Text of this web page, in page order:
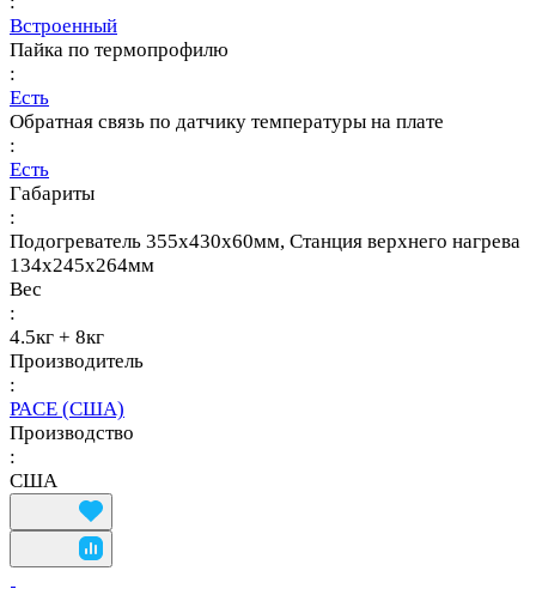
Встроенный
Пайка по термопрофилю
:
Есть
Обратная связь по датчику температуры на плате
:
Есть
Габариты
:
Подогреватель 355x430x60мм, Станция верхнего нагрева
134х245х264мм
Вес
:
4.5кг + 8кг
Производитель
:
PACE (США)
Производство
:
США